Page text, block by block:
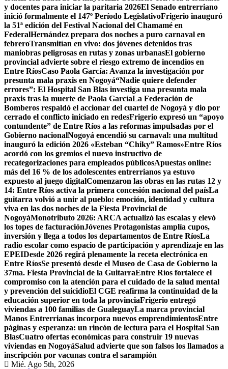
y docentes para iniciar la paritaria 2026El Senado entrerriano
inició formalmente el 147º Período LegislativoFrigerio inauguró
la 51ª edición del Festival Nacional del Chamamé en
FederalHernández prepara dos noches a puro carnaval en
febreroTransmitían en vivo: dos jóvenes detenidos tras
maniobras peligrosas en rutas y zonas urbanasEl gobierno
provincial advierte sobre el riesgo extremo de incendios en
Entre RíosCaso Paola García: Avanza la investigación por
presunta mala praxis en Nogoyá“Nadie quiere defender
errores”: El Hospital San Blas investiga una presunta mala
praxis tras la muerte de Paola GarcíaLa Federación de
Bomberos respaldó el accionar del cuartel de Nogoyá y dio por
cerrado el conflicto iniciado en redesFrigerio expresó un “apoyo
contundente” de Entre Ríos a las reformas impulsadas por el
Gobierno nacionalNogoyá encendió su carnaval: una multitud
inauguró la edición 2026 «Esteban “Chiky” Ramos»Entre Ríos
acordó con los gremios el nuevo instructivo de
recategorizaciones para empleados públicosApuestas online:
más del 16 % de los adolescentes entrerrianos ya estuvo
expuesto al juego digitalComenzaron las obras en las rutas 12 y
14: Entre Ríos activa la primera concesión nacional del paísLa
guitarra volvió a unir al pueblo: emoción, identidad y cultura
viva en las dos noches de la Fiesta Provincial de
NogoyáMonotributo 2026: ARCA actualizó las escalas y elevó
los topes de facturaciónJóvenes Protagonistas amplía cupos,
inversión y llega a todos los departamentos de Entre RíosLa
radio escolar como espacio de participación y aprendizaje en las
EPEIDesde 2026 regirá plenamente la receta electrónica en
Entre RíosSe presentó desde el Museo de Casa de Gobierno la
37ma. Fiesta Provincial de la GuitarraEntre Ríos fortalece el
compromiso con la atención para el cuidado de la salud mental
y prevención del suicidioEl CGE reafirma la continuidad de la
educación superior en toda la provinciaFrigerio entregó
viviendas a 100 familias de GualeguayLa marca provincial
Manos Entrerrianas incorpora nuevos emprendimientosEntre
páginas y esperanza: un rincón de lectura para el Hospital San
BlasCuatro ofertas económicas para construir 19 nuevas
viviendas en NogoyáSalud advierte que son falsos los llamados a
inscripción por vacunas contra el sarampión
Mié. Ago 5th, 2026